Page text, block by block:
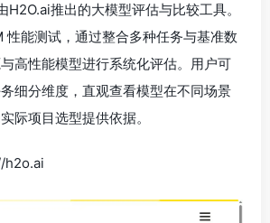
H2O.ai推出的大模型评估与比较工具。
性能测试，通过整合多种任务与基准数
高性能模型进行系统化评估。用户可
细分维度，直观查看模型在不同场景
际项目选型提供依据。
h2o.ai